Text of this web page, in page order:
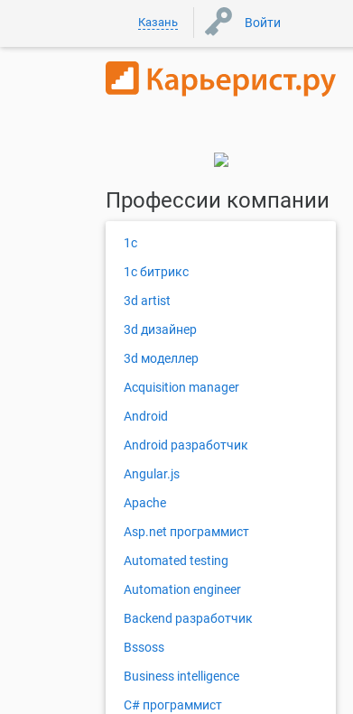
Казань Войти
Профессии компании
1с
1с битрикс
3d artist
3d дизайнер
3d моделлер
Acquisition manager
Android
Android разработчик
Angular.js
Apache
Asp.net программист
Automated testing
Automation engineer
Backend разработчик
Bssoss
Business intelligence
C# программист